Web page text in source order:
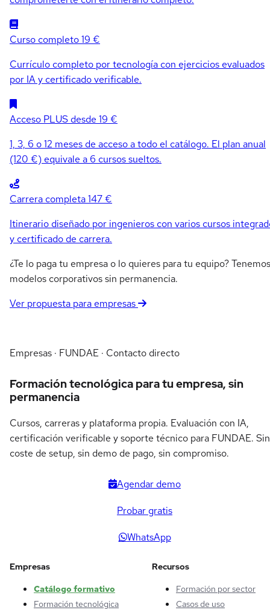
Curso completo19 €
Currículo completo por tecnología con ejercicios evaluados
por IA y certificado verificable.
Acceso PLUS desde 19 €
1, 3, 6 o 12 meses de acceso a todo el catálogo. El plan anual
(120 €) equivale a 6 cursos sueltos.
Carrera completa147 €
Itinerario diseñado por ingenieros con varios cursos
y certificado de carrera.
¿Te lo paga tu empresa o lo quieres para tu equipo? Tenemos
modelos corporativos sin permanencia.
Ver propuesta para empresas
Empresas · FUNDAE · Contacto directo
Formación tecnológica para tu empresa, sin
permanencia
Cursos, carreras y plataforma propia. Evaluación con IA,
certificación verificable y soporte técnico para FUNDAE. Sin
coste de setup, sin demo de pago, sin compromiso.
Agendar demo
Probar gratis
WhatsApp
Empresas
Catálogo formativo
Formación tecnológica
Recursos
Formación por sector
Casos de uso